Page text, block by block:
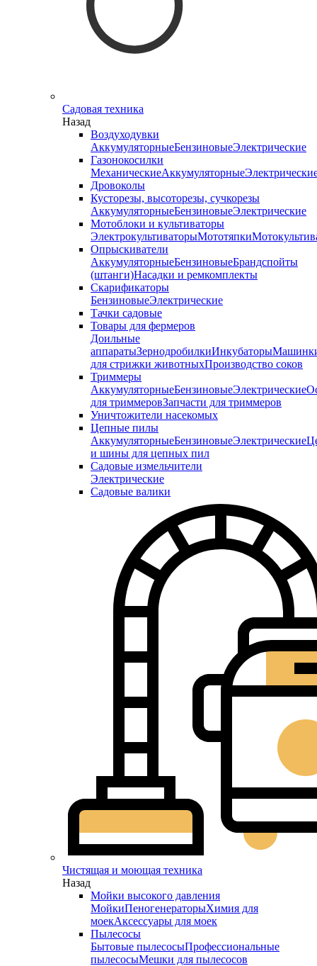
Садовая техника
Назад
Воздуходувки
АккумуляторныеБензиновыеЭлектрические
Газонокосилки
МеханическиеАккумуляторные
Дровоколы
Кусторезы, высоторезы, сучкорезы
АккумуляторныеБензиновыеЭлектрические
Мотоблоки и культиваторы
ЭлектрокультиваторыМототяпки
Опрыскиватели
АккумуляторныеБензиновыеБрандспойты
(штанги)Насадки и ремкомплекты
Скарификаторы
БензиновыеЭлектрические
Тачки садовые
Товары для фермеров
Доильные
аппаратыЗернодробилкиИнкубаторы
для стрижки животныхПроизводство соков
Триммеры
АккумуляторныеБензиновыеЭлектрические
для триммеровЗапчасти для триммеров
Уничтожители насекомых
Цепные пилы
АккумуляторныеБензиновыеЭлектрические
и шины для цепных пил
Садовые измельчители
Электрические
Садовые валики
Чистящая и моющая техника
Назад
Мойки высокого давления
МойкиПеногенераторыХимия для
моекАксессуары для моек
Пылесосы
Бытовые пылесосыПрофессиональные
пылесосыМешки для пылесосов